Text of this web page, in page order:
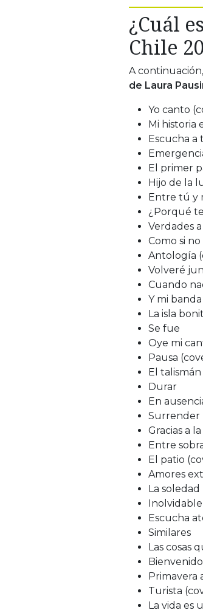
¿Cuál
Chile
A
de Laura
Yo canto
Mi historia
Escucha a
El primer
Hijo de la
Entre tú y
¿Porqué
Verdades
Como si
Antología
Volveré
Cuando
Y mi
La isla
Se fue
Oye mi
Pausa
El
Durar
En
Surrender
Gracias a
Entre
El patio
Amores
La soledad
Inolvidable
Escucha
Similares
Las cosas
Bienvenido
Primavera
Turista
La vida es